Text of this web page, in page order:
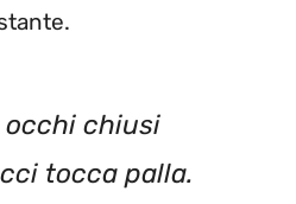
occhi chiusi
tocca palla.